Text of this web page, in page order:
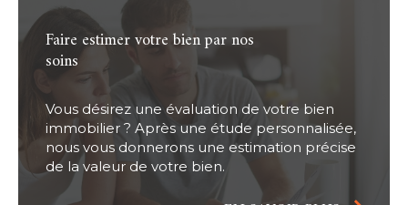
faire estimer votre bien par nos
soins
Vous désirez une évaluation de votre bien
immobilier ? Après une étude personnalisée,
nous vous donnerons une estimation précise
de la valeur de votre bien.